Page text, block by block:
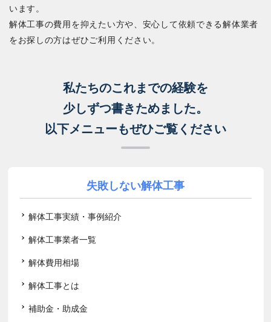
います。
解体工事の費用を抑えたい方や、安心して依頼できる解体業者
をお探しの方はぜひご利用ください。
私たちのこれまでの経験を
少しずつ書きためました。
以下メニューもぜひご覧ください
失敗しない解体工事
解体工事実績・事例紹介
解体工事業者一覧
解体費用相場
解体工事とは
補助金・助成金